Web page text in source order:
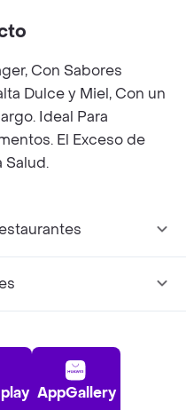
Con Sabores
Dulce y Miel, Con un
Ideal Para
El Exceso de
Salud.
AppGallery